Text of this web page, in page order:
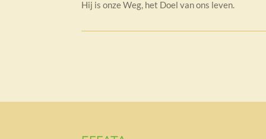
Hij is onze Weg, het Doel van ons leven.